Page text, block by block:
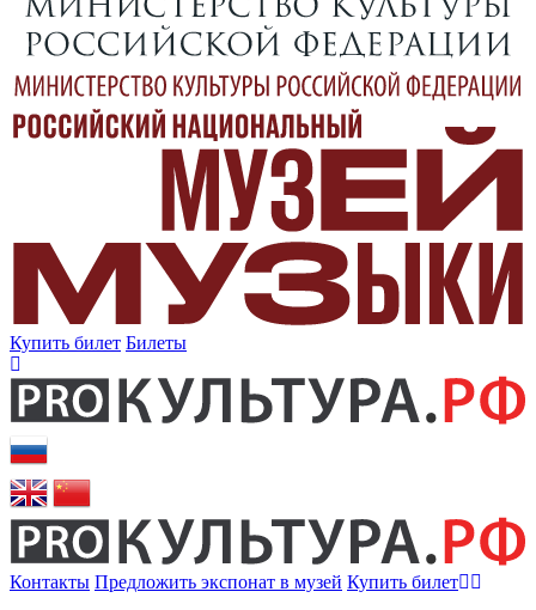
Купить билет Билеты
Контакты Предложить экспонат в музей Купить билет